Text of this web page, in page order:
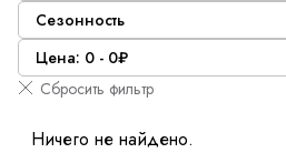
Сезонность
Цена: 0 - 0₽
Сбросить фильтр
Ничего не найдено.